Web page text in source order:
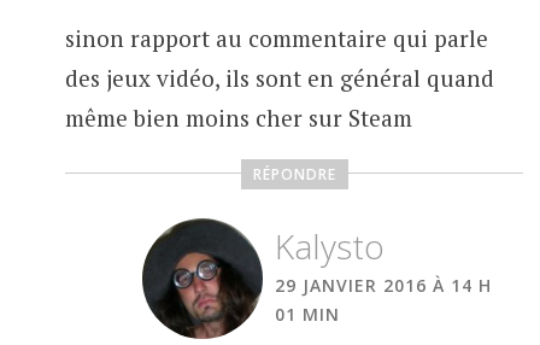
sinon rapport au commentaire qui parle
des jeux vidéo, ils sont en général quand
même bien moins cher sur Steam
RÉPONDRE
Kalysto
29 JANVIER 2016 À 14 H
01 MIN